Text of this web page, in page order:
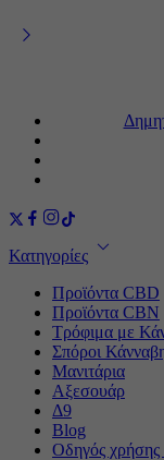
Κατηγορίες
Προϊόντα CBD
Προϊόντα CBN
Τρόφιμα με
Σπόροι
Μανιτάρια
Αξεσουάρ
Δ9
Blog
Οδηγός χρήσης